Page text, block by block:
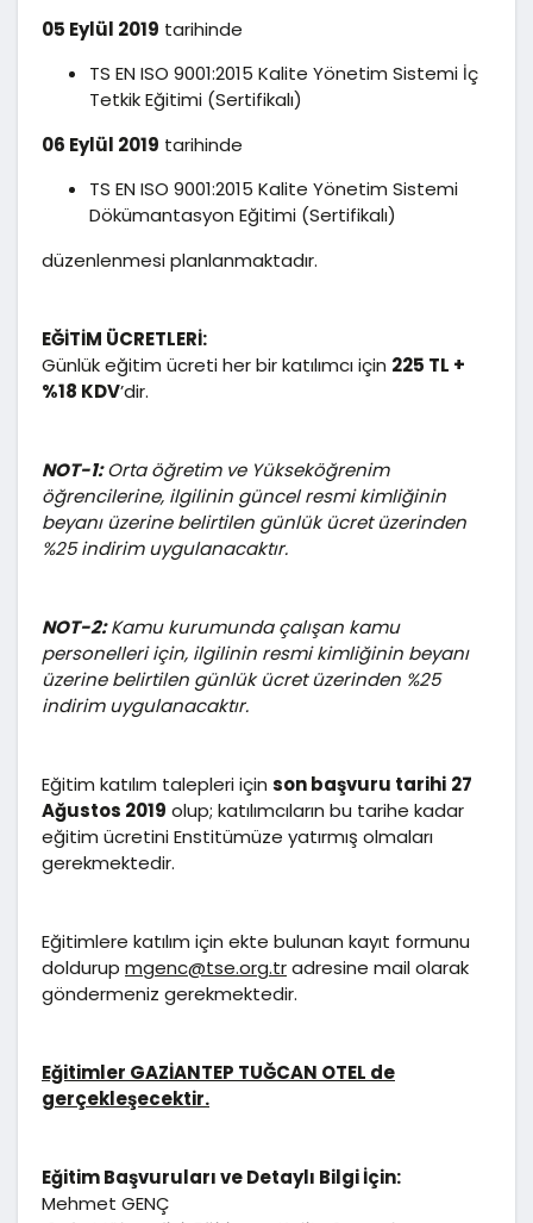
05 Eylül 2019 tarihinde
TS EN ISO 9001:2015 Kalite Yönetim Sistemi İç
Tetkik Eğitimi (Sertifikalı)
06 Eylül 2019 tarihinde
TS EN ISO 9001:2015 Kalite Yönetim Sistemi
Dökümantasyon Eğitimi (Sertifikalı)
düzenlenmesi planlanmaktadır.
EĞİTİM ÜCRETLERİ:
Günlük eğitim ücreti her bir katılımcı için 225 TL +
%18 KDV’dir.
NOT-1:Orta öğretim ve Yükseköğrenim
öğrencilerine, ilgilinin güncel resmi kimliğinin
beyanı üzerine belirtilen günlük ücret üzerinden
%25 indirim uygulanacaktır.
NOT-2:Kamu kurumunda çalışan kamu
personelleri için, ilgilinin resmi kimliğinin beyanı
üzerine belirtilen günlük ücret üzerinden %25
indirim uygulanacaktır.
Eğitim katılım talepleri için son başvuru tarihi 27
Ağustos 2019 olup; katılımcıların bu tarihe kadar
eğitim ücretini Enstitümüze yatırmış olmaları
gerekmektedir.
Eğitimlere katılım için ekte bulunan kayıt formunu
doldurup mgenc@tse.org.tradresine mail olarak
göndermeniz gerekmektedir.
Eğitimler GAZİANTEP TUĞCAN OTEL de
gerçekleşecektir.
Eğitim Başvuruları ve Detaylı Bilgi İçin:
Mehmet GENÇ